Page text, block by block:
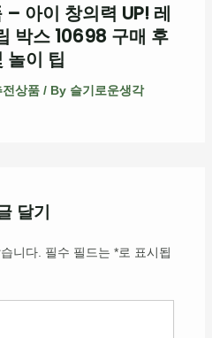
아이 창의력 UP! 레
박스 10698 구매 후
놀이 팁
상품/ By 슬기로운생각
달기
니다. 필수 필드는 *로 표시됩